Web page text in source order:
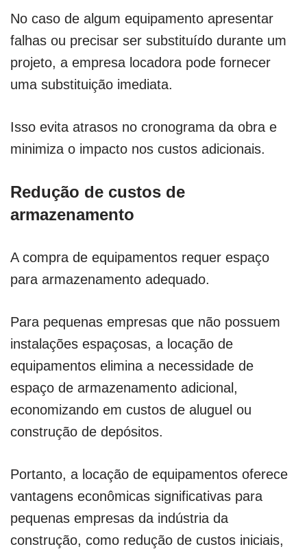
No caso de algum equipamento apresentar
falhas ou precisar ser substituído durante um
projeto, a empresa locadora pode fornecer
uma substituição imediata.
Isso evita atrasos no cronograma da obra e
minimiza o impacto nos custos adicionais.
Redução de custos de
armazenamento
A compra de equipamentos requer espaço
para armazenamento adequado.
Para pequenas empresas que não possuem
instalações espaçosas, a locação de
equipamentos elimina a necessidade de
espaço de armazenamento adicional,
economizando em custos de aluguel ou
construção de depósitos.
Portanto, a locação de equipamentos oferece
vantagens econômicas significativas para
pequenas empresas da indústria da
construção, como redução de custos iniciais,